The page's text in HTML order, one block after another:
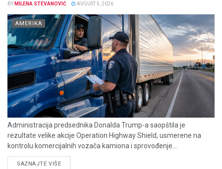
BY MILENA STEVANOVIĆ AVGUST 5, 2026
AMERIKA
Administracija predsednika Donalda Trump-a saopštila je
rezultate velike akcije Operation Highway Shield, usmerene na
kontrolu komercijalnih vozača kamiona i sprovođenje...
SAZNAJTE VIŠEDETAILS